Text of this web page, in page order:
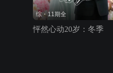
综・11期全
怦然心动20岁：冬季